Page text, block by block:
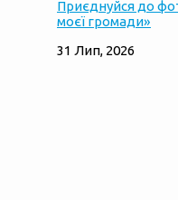
Приєднуйся до
моєї громади»
31 Лип, 2026